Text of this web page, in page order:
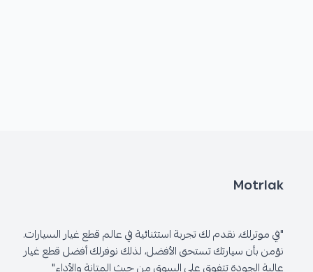
Motrlak
"في موترلك، نقدم لك تجربة استثنائية في عالم قطع غيار السيارات.
نؤمن بأن سيارتك تستحق الأفضل، لذلك نوفرلك أفضل قطع غيار
عالية الجودة تتفوق على السوق من حيث المتانة والأداء"